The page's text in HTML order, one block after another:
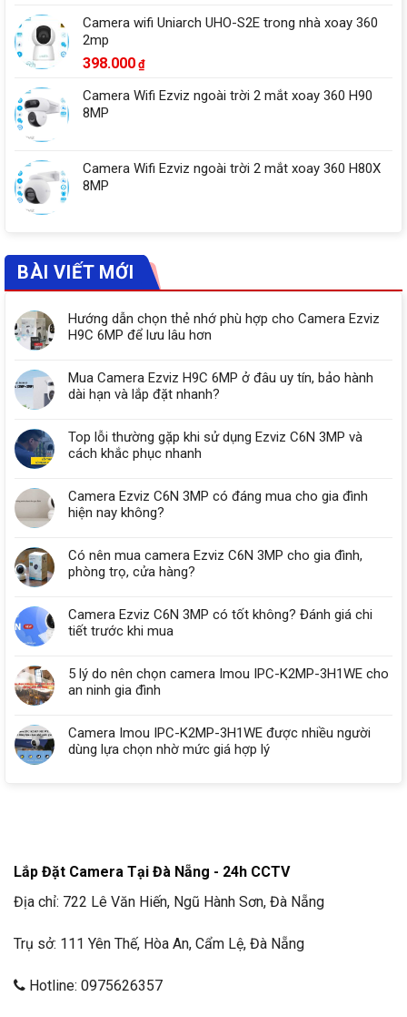
Camera wifi Uniarch UHO-S2E trong nhà xoay 360
2mp
398.000 ₫
Camera Wifi Ezviz ngoài trời 2 mắt xoay 360 H90
8MP
Camera Wifi Ezviz ngoài trời 2 mắt xoay 360 H80X
8MP
BÀI VIẾT MỚI
Hướng dẫn chọn thẻ nhớ phù hợp cho Camera Ezviz
H9C 6MP để lưu lâu hơn
Mua Camera Ezviz H9C 6MP ở đâu uy tín, bảo hành
dài hạn và lắp đặt nhanh?
Top lỗi thường gặp khi sử dụng Ezviz C6N 3MP và
cách khắc phục nhanh
Camera Ezviz C6N 3MP có đáng mua cho gia đình
hiện nay không?
Có nên mua camera Ezviz C6N 3MP cho gia đình,
phòng trọ, cửa hàng?
Camera Ezviz C6N 3MP có tốt không? Đánh giá chi
tiết trước khi mua
5 lý do nên chọn camera Imou IPC-K2MP-3H1WE cho
an ninh gia đình
Camera Imou IPC-K2MP-3H1WE được nhiều người
dùng lựa chọn nhờ mức giá hợp lý
Lắp Đặt Camera Tại Đà Nẵng - 24h CCTV
Địa chỉ: 722 Lê Văn Hiến, Ngũ Hành Sơn, Đà Nẵng
Trụ sở: 111 Yên Thế, Hòa An, Cẩm Lệ, Đà Nẵng
Hotline: 0975626357